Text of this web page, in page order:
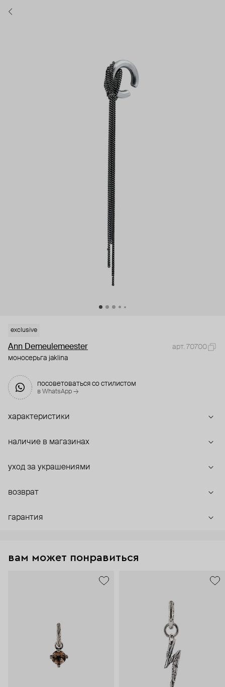
exclusive
Ann Demeulemeester
арт. 70700
моносерьга jaklina
посоветоваться со стилистом
в WhatsApp →
характеристики
наличие в магазинах
уход за украшениями
возврат
гарантия
вам может понравиться